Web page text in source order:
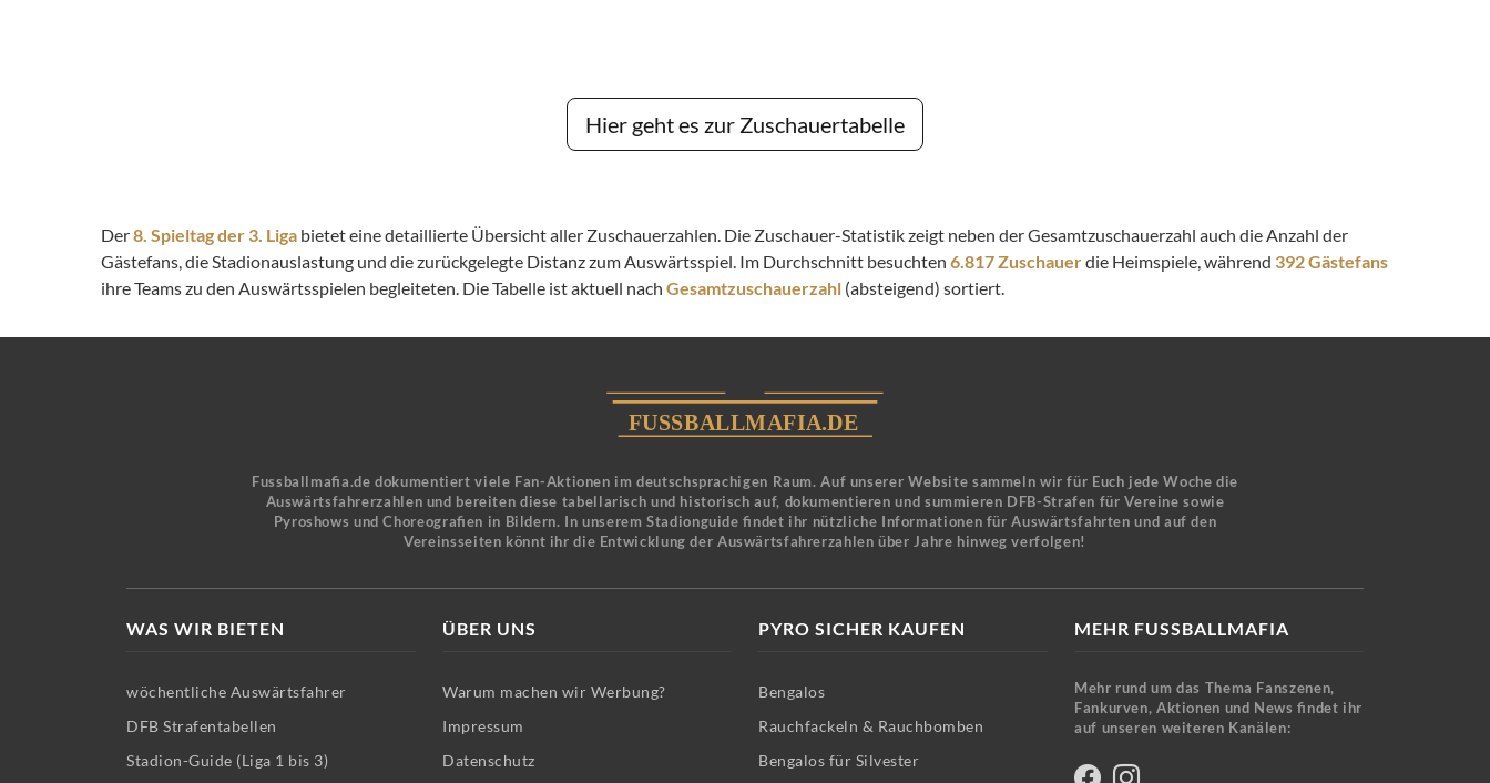
Hier geht es zur Zuschauertabelle
Der8. Spieltag der 3. Liga bietet eine detaillierte Übersicht aller Zuschauerzahlen. Die Zuschauer-Statistik zeigt neben der Gesamtzuschauerzahl auch die Anzahl der
Gästefans, die Stadionauslastung und die zurückgelegte Distanz zum Auswärtsspiel. Im Durchschnitt besuchten 6.817 Zuschauerdie Heimspiele, während 392 Gästefans
ihre Teams zu den Auswärtsspielen begleiteten. Die Tabelle ist aktuell nach Gesamtzuschauerzahl (absteigend) sortiert.
Fussballmafia.de dokumentiert viele Fan-Aktionen im deutschsprachigen Raum. Auf unserer Website sammeln wir für Euch jede Woche die
Auswärtsfahrerzahlen und bereiten diese tabellarisch und historisch auf, dokumentieren und summieren DFB-Strafen für Vereine sowie
Pyroshows und Choreografien in Bildern. In unserem Stadionguide findet ihr nützliche Informationen für Auswärtsfahrten und auf den
Vereinsseiten könnt ihr die Entwicklung der Auswärtsfahrerzahlen über Jahre hinweg verfolgen!
WAS WIR BIETEN
wöchentliche Auswärtsfahrer
DFB Strafentabellen
Stadion-Guide (Liga 1 bis 3)
ÜBER UNS
Warum machen wir Werbung?
Impressum
Datenschutz
PYRO SICHER KAUFEN
Bengalos
Rauchfackeln & Rauchbomben
Bengalos für Silvester
MEHR FUSSBALLMAFIA
Mehr rund um das Thema Fanszenen,
Fankurven, Aktionen und News findet ihr
auf unseren weiteren Kanälen: